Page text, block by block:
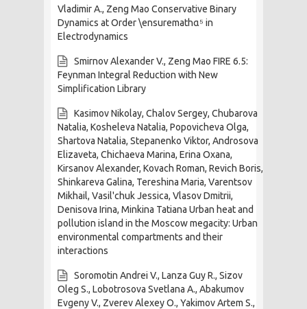
Vladimir A., Zeng Mao Conservative Binary
Dynamics at Order \ensuremathα⁵ in
Electrodynamics
Smirnov Alexander V., Zeng Mao FIRE 6.5:
Feynman Integral Reduction with New
Simplification Library
Kasimov Nikolay, Chalov Sergey, Chubarova
Natalia, Kosheleva Natalia, Popovicheva Olga,
Shartova Natalia, Stepanenko Viktor, Androsova
Elizaveta, Chichaeva Marina, Erina Oxana,
Kirsanov Alexander, Kovach Roman, Revich Boris,
Shinkareva Galina, Tereshina Maria, Varentsov
Mikhail, Vasil'chuk Jessica, Vlasov Dmitrii,
Denisova Irina, Minkina Tatiana Urban heat and
pollution island in the Moscow megacity: Urban
environmental compartments and their
interactions
Soromotin Andrei V., Lanza Guy R., Sizov
Oleg S., Lobotrosova Svetlana A., Abakumov
Evgeny V., Zverev Alexey O., Yakimov Artem S.,